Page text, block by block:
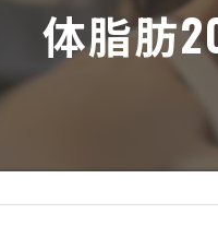
体脂肪